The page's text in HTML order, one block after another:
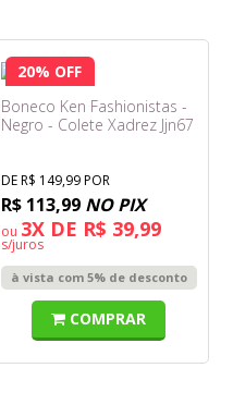
20% OFF
Boneco Ken Fashionistas -
Negro - Colete Xadrez Jjn67
DE R$ 149,99 POR
R$ 113,99 NO PIX
ou 3X DE R$ 39,99
s/juros
à vista com 5% de desconto
COMPRAR